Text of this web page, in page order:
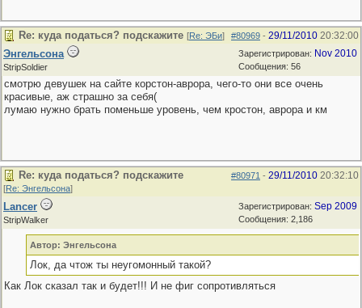
#80969 - 29/11/2010 20:32:00
Re: куда податься? подскажите [Re: ЭБи]
Зарегистрирован: Nov 2010
Сообщения: 56
Энгельсона
StripSoldier
смотрю девушек на сайте корстон-аврора, чего-то они все очень
красивые, аж страшно за себя(
лумаю нужно брать поменьше уровень, чем кростон, аврора и км
#80971 - 29/11/2010 20:32:10
Re: куда податься? подскажите
[Re: Энгельсона]
Зарегистрирован: Sep 2009
Сообщения: 2,186
Lancer
StripWalker
Автор: Энгельсона
Лок, да чтож ты неугомонный такой?
Как Лок сказал так и будет!!! И не фиг сопротивляться